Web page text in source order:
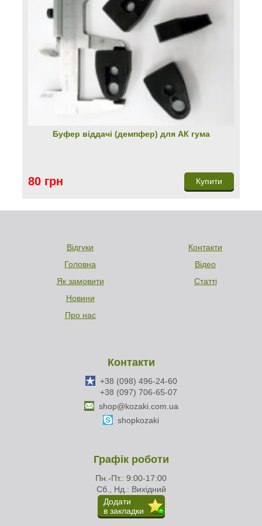
Буфер віддачі (демпфер) для АК гума
80 грн Купити
Відгуки
Головна
Як замовити
Новини
Про нас
Контакти
Відео
Статті
Графік роботи
Пн.-Пт.: 9:00-17:00
Сб., Нд.: Вихідний
Додати
в закладки
Контакти
+38 (098) 496-24-60
+38 (097) 706-65-07
shop@kozaki.com.ua
shopkozaki